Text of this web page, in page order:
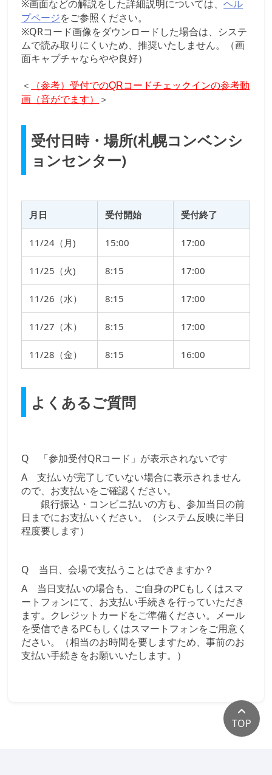
※画面などの解説をした詳細説明については、ヘル
プページをご参照ください。
※QRコード画像をダウンロードした場合は、システ
ムで読み取りにくいため、推奨いたしません。（画
面キャプチャならやや良好）
＜
（参考）受付でのQRコードチェックインの参考動
画（音がでます）
＞
受付日時・場所(札幌コンベンシ
ョンセンター)
月日 受付開始 受付終了
11/24（月) 15:00 17:00
11/25（火) 8:15 17:00
11/26（水） 8:15 17:00
11/27（木） 8:15 17:00
11/28（金） 8:15 16:00
よくあるご質問
Q 「参加受付QRコード」が表示されないです
A 支払いが完了していない場合に表示されません
ので、お支払いをご確認ください。
銀行振込・コンビニ払いの方も、参加当日の前
日までにお支払いください。（システム反映に半日
程度要します）
Q 当日、会場で支払うことはできますか？
A 当日支払いの場合も、ご自身のPCもしくはスマ
ートフォンにて、お支払い手続きを行っていただき
ます。クレジットカードをご準備ください。メール
を受信できるPCもしくはスマートフォンをご用意く
ださい。（相当のお時間を要しますため、事前のお
支払い手続きをお願いいたします。）
TOP